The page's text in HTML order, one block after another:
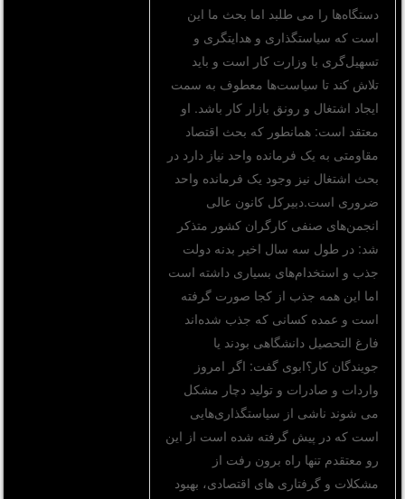
دستگاه‌ها را می طلبد اما بحث ما این
است که سیاستگذاری و هدایتگری و
تسهیل‌گری با وزارت کار است و باید
تلاش کند تا سیاست‌ها معطوف به سمت
ایجاد اشتغال و رونق بازار کار باشد. او
معتقد است: همانطور که بحث اقتصاد
مقاومتی به یک فرمانده واحد نیاز دارد در
بحث اشتغال نیز وجود یک فرمانده واحد
ضروری است.دبیرکل کانون عالی
انجمن‌های صنفی کارگران کشور متذکر
شد: در طول سه سال اخیر بدنه دولت
جذب و استخدام‌های بسیاری داشته است
اما این همه جذب از کجا صورت گرفته
است و عمده کسانی که جذب شده‌اند
فارغ التحصیل دانشگاهی بودند یا
جویندگان کار؟ابوی گفت: اگر امروز
واردات و صادرات و تولید دچار مشکل
می شوند ناشی از سیاستگذاری‌هایی
است که در پیش گرفته شده است از این
رو معتقدم تنها راه برون رفت از
مشکلات و گرفتاری های اقتصادی، بهبود